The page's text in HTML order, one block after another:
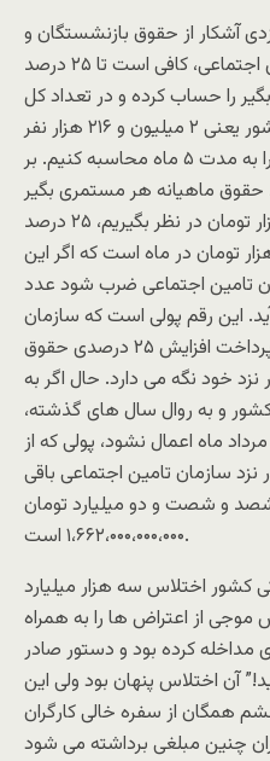
آشکار از حقوق بازنشستگان و
مستمری بگیران سازمان تامین اجتماعی، کافی است تا ۲۵ درصد
را حساب کرده و در تعداد کل
مستمری بگیران در سراسر کشور یعنی ۲ میلیون و ۲۱۶ هزار نفر
ضرب کنیم و سپس این مبلغ را به مدت ۵ ماه محاسبه کنیم. بر
ماهیانه هر مستمری بگیر
سازمان تامین اجتماعی را ۶۰۰ هزار تومان در نظر بگیریم، ۲۵ درصد
این مبلغ معادل ۱۵۰ هزار تومان در ماه است که اگر این
تامین اجتماعی ضرب شود عدد
بدست می آید. این رقم پولی است که سازمان
تامین اجتماعی بخاطر عدم پرداخت افزایش ۲۵ درصدی حقوق
خود نگه می دارد. حال اگر به
و به روال سال های گذشته،
ماه اعمال نشود، پولی که از
سازمان تامین اجتماعی باقی
و شصت و دو میلیارد تومان
۱،۶۶۲،۰۰۰،۰۰۰،۰۰۰ است.
اختلاس سه هزار میلیارد
موجی از اعتراض ها را به همراه
مداخله کرده بود و دستور صادر
آن اختلاس پنهان بود ولی این
همگان از سفره خالی کارگران